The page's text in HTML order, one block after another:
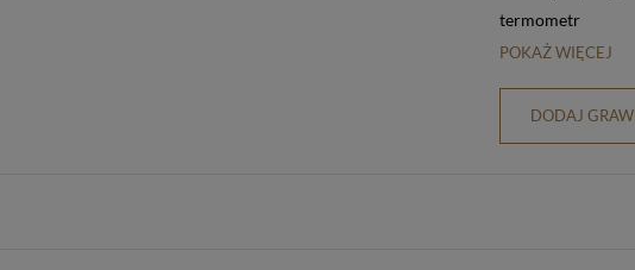
termometr
POKAŻ WIĘCEJ
DODAJ